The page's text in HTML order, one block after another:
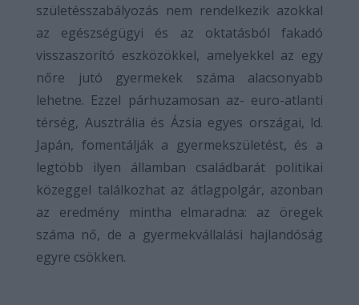
születésszabályozás nem rendelkezik azokkal
az egészségügyi és az oktatásból fakadó
visszaszorító eszközökkel, amelyekkel az egy
nőre jutó gyermekek száma alacsonyabb
lehetne. Ezzel párhuzamosan az- euro-atlanti
térség, Ausztrália és Ázsia egyes országai, ld.
Japán, fomentálják a gyermekszületést, és a
legtöbb ilyen államban családbarát politikai
közeggel találkozhat az átlagpolgár, azonban
az eredmény mintha elmaradna: az öregek
száma nő, de a gyermekvállalási hajlandóság
egyre csökken.